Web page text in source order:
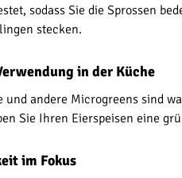
sodass Sie die Sprossen
stecken.
in der Küche
und andere Microgreens sind
Sie Ihren Eierspeisen eine
im Fokus